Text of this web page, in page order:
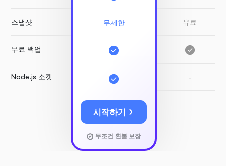
스냅샷
무료 백업
Node.js 소켓
무제한
시작하기
무조건 환불 보장
유료
-